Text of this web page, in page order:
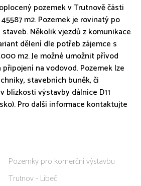
pozemek v Trutnově části
m2. Pozemek je rovinatý po
Několik vjezdů z komunikace
dělení dle potřeb zájemce s
m2. Je možné umožnit přívod
na vodovod. Pozemek lze
stavebních buněk, či
blízkosti výstavby dálnice D11
Pro další informace kontaktujte
Pozemky pro komerční výstavbu
Trutnov - Libeč